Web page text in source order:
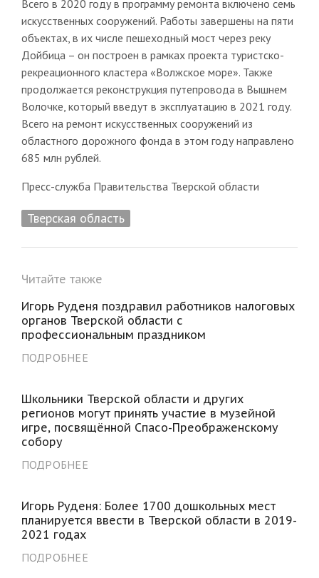
Всего в 2020 году в программу ремонта включено семь
искусственных сооружений. Работы завершены на пяти
объектах, в их числе пешеходный мост через реку
Дойбица – он построен в рамках проекта туристско-
рекреационного кластера «Волжское море». Также
продолжается реконструкция путепровода в Вышнем
Волочке, который введут в эксплуатацию в 2021 году.
Всего на ремонт искусственных сооружений из
областного дорожного фонда в этом году направлено
685 млн рублей.
Пресс-служба Правительства Тверской области
Тверская область
Читайте также
Игорь Руденя поздравил работников налоговых
органов Тверской области с
профессиональным праздником
ПОДРОБНЕЕ
Школьники Тверской области и других
регионов могут принять участие в музейной
игре, посвящённой Спасо-Преображенскому
собору
ПОДРОБНЕЕ
Игорь Руденя: Более 1700 дошкольных мест
планируется ввести в Тверской области в 2019-
2021 годах
ПОДРОБНЕЕ